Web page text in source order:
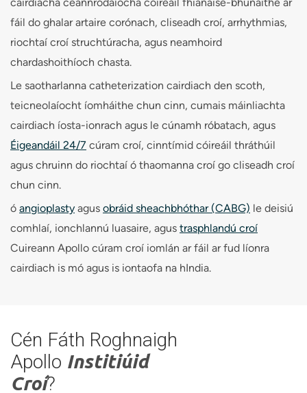
fáil do ghalar artaire corónach, cliseadh croí, arrhythmias,
riochtaí croí struchtúracha, agus neamhoird
chardashoithíoch chasta.
Le saotharlanna catheterization cairdiach den scoth,
teicneolaíocht íomháithe chun cinn, cumais máinliachta
cairdiach íosta-ionrach agus le cúnamh róbatach, agus
Éigeandáil 24/7 cúram croí, cinntímid cóireáil thráthúil
agus chruinn do riochtaí ó thaomanna croí go cliseadh croí
chun cinn.
ó angioplasty agus obráid sheachbhóthar (CABG) le deisiú
comhlaí, ionchlannú luasaire, agus trasphlandú croí
Cuireann Apollo cúram croí iomlán ar fáil ar fud líonra
cairdiach is mó agus is iontaofa na hIndia.
Cén Fáth Roghnaigh
Apollo Institiúid
Croí?